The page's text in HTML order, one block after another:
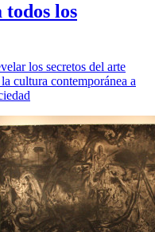
los
los secretos del arte
cultura contemporánea a